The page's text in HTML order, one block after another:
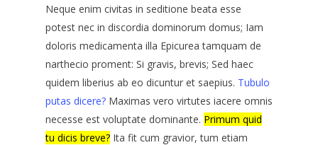
Neque enim civitas in seditione beata esse
potest nec in discordia dominorum domus; Iam
doloris medicamenta illa Epicurea tamquam de
narthecio proment: Si gravis, brevis; Sed haec
quidem liberius ab eo dicuntur et saepius. Tubulo
putas dicere? Maximas vero virtutes iacere omnis
necesse est voluptate dominante. Primum quid
tu dicis breve? Ita fit cum gravior, tum etiam